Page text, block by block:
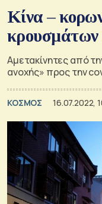
Κίνα –
κρουσμάτων
Αμετακίνητες από
ανοχής» προς την
ΚΟΣΜΟΣ 16.07.2022,